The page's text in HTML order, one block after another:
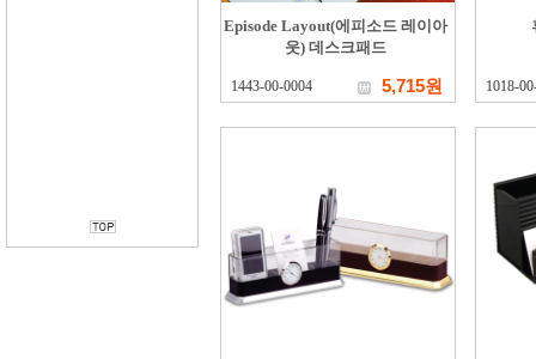
Episode Layout(에피소드 레이아
웃) 데스크패드
1443-00-0004 5,715원 1018-